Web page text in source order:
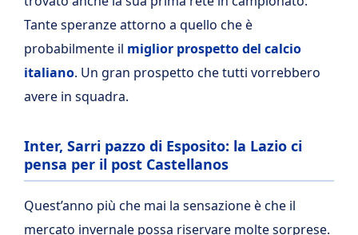
Tante speranze attorno a quello che è
probabilmente il miglior prospetto del calcio
italiano. Un gran prospetto che tutti vorrebbero
avere in squadra.
Inter, Sarri pazzo di Esposito: la Lazio ci
pensa per il post Castellanos
Quest’anno più che mai la sensazione è che il
mercato invernale possa riservare molte sorprese.